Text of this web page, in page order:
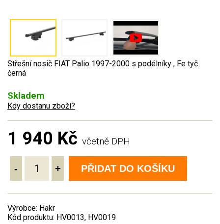
Střešní nosič FIAT Palio 1997-2000 s podélníky , Fe tyč
černá
Skladem
Kdy dostanu zboží?
1 940 Kč včetně DPH
- + PŘIDAT DO KOŠÍKU
Výrobce: Hakr
Kód produktu: HV0013, HV0019